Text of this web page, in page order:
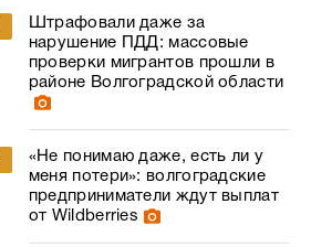
Штрафовали даже за
нарушение ПДД: массовые
проверки мигрантов прошли в
районе Волгоградской области
«Не понимаю даже, есть ли у
меня потери»: волгоградские
предприниматели ждут выплат
от Wildberries